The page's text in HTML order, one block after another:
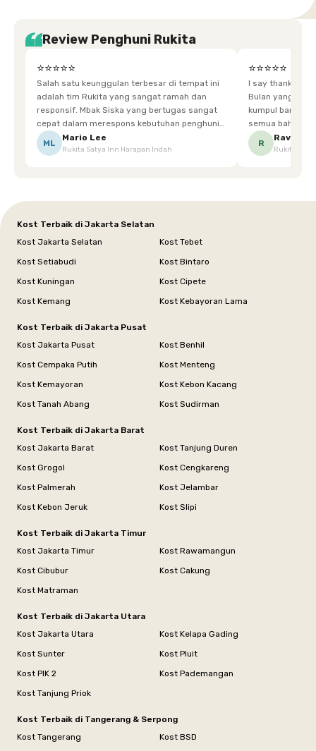
Review Penghuni Rukita
⭐⭐⭐⭐⭐
Salah satu keunggulan terbesar di tempat ini
adalah tim Rukita yang sangat ramah dan
responsif. Mbak Siska yang bertugas sangat
cepat dalam merespons kebutuhan penghuni.
Ketika saya meminta keset karena sempat
terpeleset, permintaan tersebut langsung
ML
Mario Lee
Rukita Satya Inn Harapan Indah
⭐⭐⭐⭐⭐
I say thankyou
Bulan yang super happy! banyak
kumpul bareng
semua bahagia
mgkn saran dari air aja & kebersihan lebih di
R
Ravena
Rukita
Kost Terbaik di Jakarta Selatan
Kost Jakarta Selatan
Kost Tebet
Kost Setiabudi
Kost Bintaro
Kost Kuningan
Kost Cipete
Kost Kemang
Kost Kebayoran Lama
Kost Terbaik di Jakarta Pusat
Kost Jakarta Pusat
Kost Benhil
Kost Cempaka Putih
Kost Menteng
Kost Kemayoran
Kost Kebon Kacang
Kost Tanah Abang
Kost Sudirman
Kost Terbaik di Jakarta Barat
Kost Jakarta Barat
Kost Tanjung Duren
Kost Grogol
Kost Cengkareng
Kost Palmerah
Kost Jelambar
Kost Kebon Jeruk
Kost Slipi
Kost Terbaik di Jakarta Timur
Kost Jakarta Timur
Kost Rawamangun
Kost Cibubur
Kost Cakung
Kost Matraman
Kost Terbaik di Jakarta Utara
Kost Jakarta Utara
Kost Kelapa Gading
Kost Sunter
Kost Pluit
Kost PIK 2
Kost Pademangan
Kost Tanjung Priok
Kost Terbaik di Tangerang & Serpong
Kost Tangerang
Kost BSD